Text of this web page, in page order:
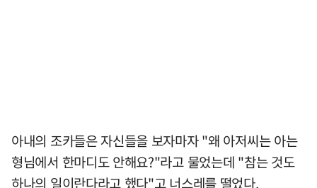
아내의 조카들은 자신들을 보자마자 "왜 아저씨는 아는
형님에서 한마디도 안해요?"라고 물었는데 "참는 것도
하나의 일이란다라고 했다"고 너스레를 떨었다.